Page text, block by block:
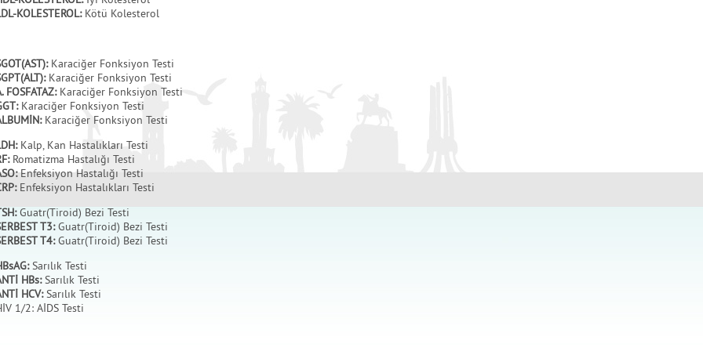
KOLESTEROL: Kötü Kolesterol
Karaciğer Fonksiyon Testi
Karaciğer Fonksiyon Testi
FOSFATAZ:Karaciğer Fonksiyon Testi
Karaciğer Fonksiyon Testi
Karaciğer Fonksiyon Testi
Kalp, Kan Hastalıkları Testi
Romatizma Hastalığı Testi
Enfeksiyon Hastalığı Testi
Enfeksiyon Hastalıkları Testi
Guatr(Tiroid) Bezi Testi
T3:Guatr(Tiroid) Bezi Testi
T4:Guatr(Tiroid) Bezi Testi
Sarılık Testi
HBs:Sarılık Testi
HCV:Sarılık Testi
1/2: AİDS Testi